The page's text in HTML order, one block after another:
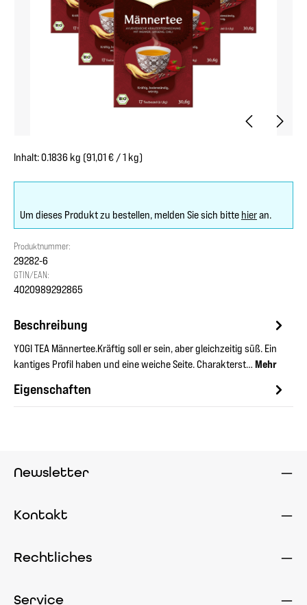
Inhalt:0.1836 kg (91,01 € / 1 kg)
Um dieses Produkt zu bestellen, melden Sie sich bitte hieran.
Produktnummer:
29282-6
GTIN/EAN:
4020989292865
Beschreibung
YOGI TEA Männertee.Kräftig soll er sein, aber gleichzeitig süß. Ein
kantiges Profil haben und eine weiche Seite. Charakterst… Mehr
Eigenschaften
Newsletter
Kontakt
Rechtliches
Service